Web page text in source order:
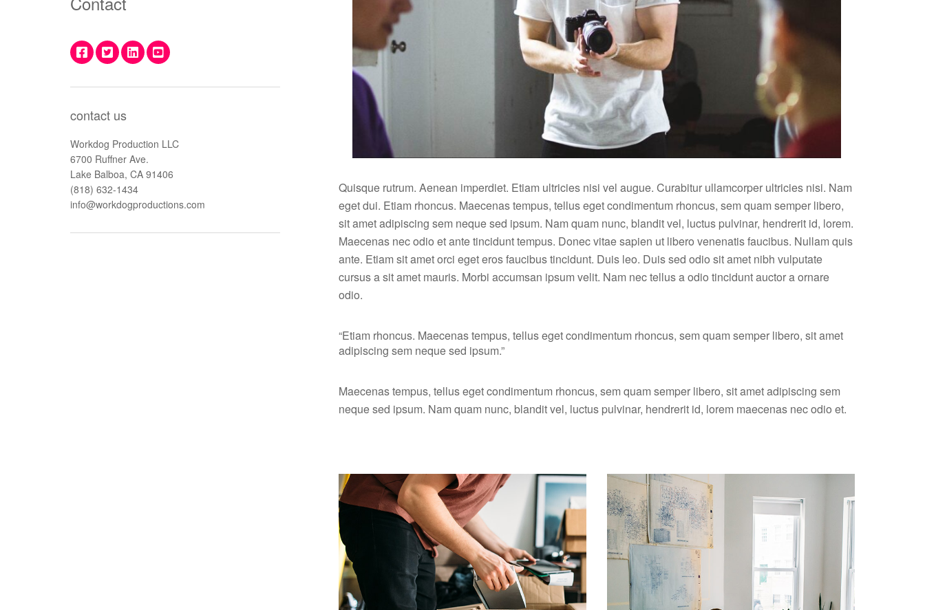
contact us
Workdog Production LLC
6700 Ruffner Ave.
Lake Balboa, CA 91406
(818) 632-1434
info@workdogproductions.com
Quisque rutrum. Aenean imperdiet. Etiam ultricies nisi vel augue. Curabitur ullamcorper ultricies nisi. Nam
eget dui. Etiam rhoncus. Maecenas tempus, tellus eget condimentum rhoncus, sem quam semper libero,
sit amet adipiscing sem neque sed ipsum. Nam quam nunc, blandit vel, luctus pulvinar, hendrerit id, lorem.
Maecenas nec odio et ante tincidunt tempus. Donec vitae sapien ut libero venenatis faucibus. Nullam quis
ante. Etiam sit amet orci eget eros faucibus tincidunt. Duis leo. Duis sed odio sit amet nibh vulputate
cursus a sit amet mauris. Morbi accumsan ipsum velit. Nam nec tellus a odio tincidunt auctor a ornare
odio.
“Etiam rhoncus. Maecenas tempus, tellus eget condimentum rhoncus, sem quam semper libero, sit amet
adipiscing sem neque sed ipsum.”
Maecenas tempus, tellus eget condimentum rhoncus, sem quam semper libero, sit amet adipiscing sem
neque sed ipsum. Nam quam nunc, blandit vel, luctus pulvinar, hendrerit id, lorem maecenas nec odio et.